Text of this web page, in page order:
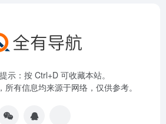
示：按 Ctrl+D 可收藏本站。
有信息均来源于网络，仅供参考。